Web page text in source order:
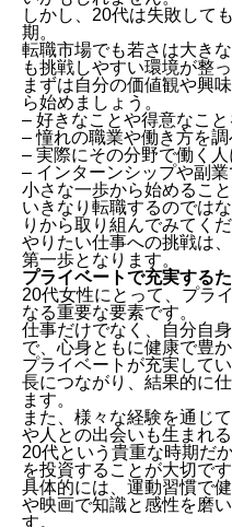
しかし、20代は失敗して
期。
転職市場でも若さは大き
も挑戦しやすい環境が整っ
まずは自分の価値観や興
ら始めましょう。
– 好きなことや得意なこ
– 憧れの職業や働き方を調
– 実際にその分野で働く人
– インターンシップや副
小さな一歩から始めること
いきなり転職するのでは
りから取り組んでみてくだ
やりたい仕事への挑戦は
第一歩となります。
プライベートで充実する
20代女性にとって、プラ
なる重要な要素です。
仕事だけでなく、自分自
で、心身ともに健康で豊
プライベートが充実して
長につながり、結果的に
ます。
また、様々な経験を通じ
や人との出会いも生まれる
20代という貴重な時期だ
を投資することが大切です
具体的には、運動習慣で
や映画で知識と感性を磨
す。